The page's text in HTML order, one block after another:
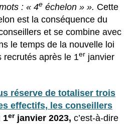
: « 4e échelon » ». Cette
est la conséquence du
et se combine avec
le temps de la nouvelle loi
recrutés après le 1er janvier
réserve de totaliser trois
effectifs, les conseillers
1erjanvier 2023, c’est-à-dire